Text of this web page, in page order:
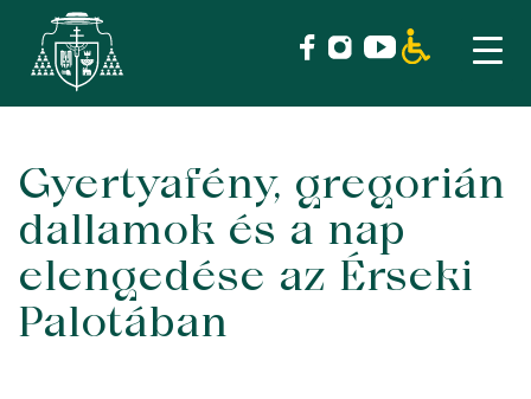
Skip
content
Gyertyafény, gregorián
dallamok és a nap
elengedése az Érseki
Palotában